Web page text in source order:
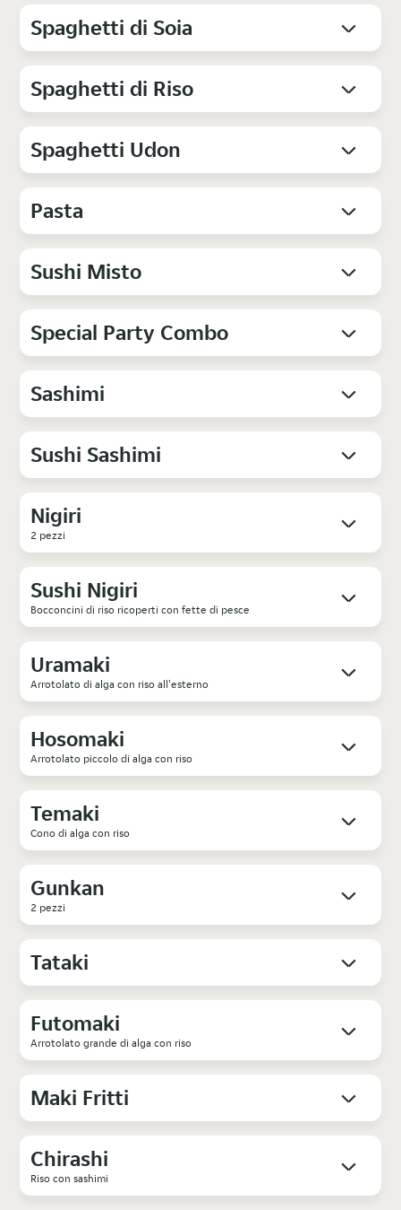
Spaghetti di Soia
Spaghetti di Riso
Spaghetti Udon
Pasta
Sushi Misto
Special Party Combo
Sashimi
Sushi Sashimi
Nigiri
2 pezzi
Sushi Nigiri
Bocconcini di riso ricoperti con fette di pesce
Uramaki
Arrotolato di alga con riso all'esterno
Hosomaki
Arrotolato piccolo di alga con riso
Temaki
Cono di alga con riso
Gunkan
2 pezzi
Tataki
Futomaki
Arrotolato grande di alga con riso
Maki Fritti
Chirashi
Riso con sashimi